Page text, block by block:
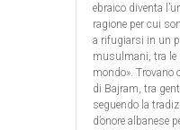
ebraico diventa
ragione per cui
a rifugiarsi in un
musulmani, tra le
mondo».
di Bajram, tra
seguendo la
d’onore albanese